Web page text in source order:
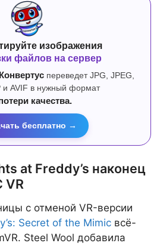
изображения
файлов на сервер
Конвертуспереведет JPG, JPEG,
и AVIF в нужный формат
качества.
бесплатно →
at Freddy’s наконец
VR
с отменой VR-версии
Secret of the Mimic всё-
Steel Wool добавила